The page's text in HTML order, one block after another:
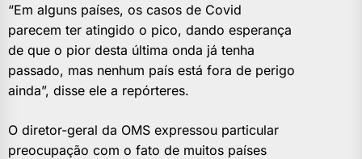
“Em alguns países, os casos de Covid
parecem ter atingido o pico, dando esperança
de que o pior desta última onda já tenha
passado, mas nenhum país está fora de perigo
ainda”, disse ele a repórteres.
O diretor-geral da OMS expressou particular
preocupação com o fato de muitos países